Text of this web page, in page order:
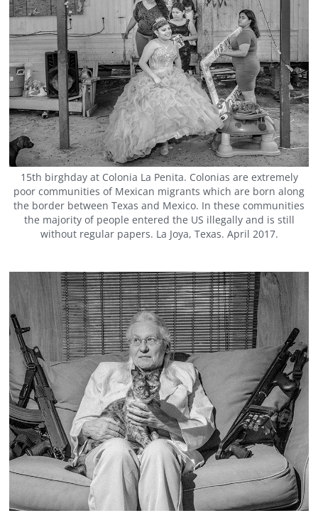
15th birghday at Colonia La Penita. Colonias are extremely
poor communities of Mexican migrants which are born along
the border between Texas and Mexico. In these communities
the majority of people entered the US illegally and is still
without regular papers. La Joya, Texas. April 2017.